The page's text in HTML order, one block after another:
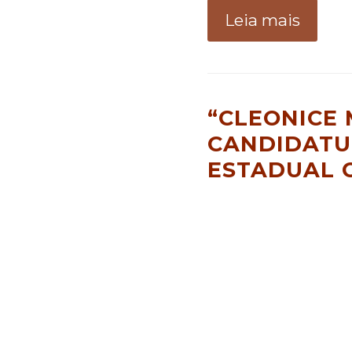
Leia mais
“CLEONICE
ESTADUAL